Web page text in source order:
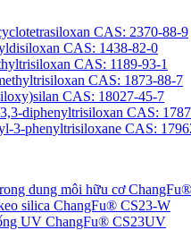
CAS: 2370-88-9
CAS: 1438-82-0
CAS: 1189-93-1
CAS: 1873-88-7
CAS: 18027-45-7
diphenyltrisiloxan CAS:
3-phenyltrisiloxane CAS:
dung môi hữu cơ
silica ChangFu® CS23-W
UV ChangFu® CS23UV